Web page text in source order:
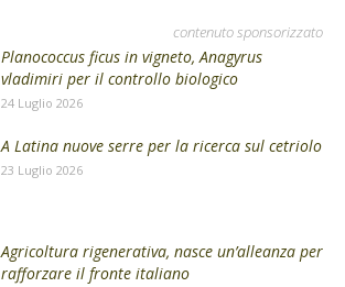
contenuto sponsorizzato
Planococcus ficus in vigneto, Anagyrus
vladimiri per il controllo biologico
24 Luglio 2026
A Latina nuove serre per la ricerca sul cetriolo
23 Luglio 2026
Agricoltura rigenerativa, nasce un’alleanza per
rafforzare il fronte italiano